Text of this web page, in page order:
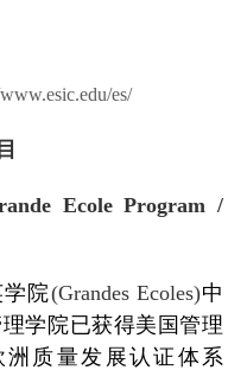
es/
Ecole Program /
院(Grandes Ecoles)中
学院已获得美国管理
洲质量发展认证体系